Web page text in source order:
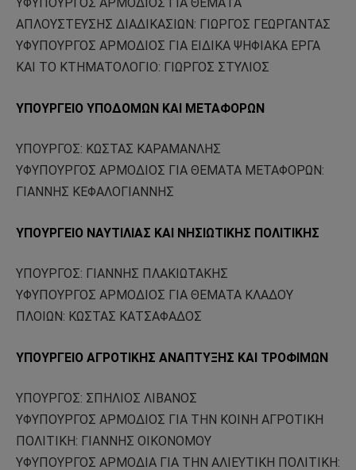
ΑΠΛΟΥΣΤΕΥΣΗΣ ΔΙΑΔΙΚΑΣΙΩΝ: ΓΙΩΡΓΟΣ ΓΕΩΡΓΑΝΤΑΣ
ΥΦΥΠΟΥΡΓΟΣ ΑΡΜΟΔΙΟΣ ΓΙΑ ΕΙΔΙΚΑ ΨΗΦΙΑΚΑ ΕΡΓΑ
ΚΑΙ ΤΟ ΚΤΗΜΑΤΟΛΟΓΙΟ: ΓΙΩΡΓΟΣ ΣΤΥΛΙΟΣ
ΥΠΟΥΡΓΕΙΟ ΥΠΟΔΟΜΩΝ ΚΑΙ ΜΕΤΑΦΟΡΩΝ
ΥΠΟΥΡΓΟΣ: ΚΩΣΤΑΣ ΚΑΡΑΜΑΝΛΗΣ
ΥΦΥΠΟΥΡΓΟΣ ΑΡΜΟΔΙΟΣ ΓΙΑ ΘΕΜΑΤΑ ΜΕΤΑΦΟΡΩΝ:
ΓΙΑΝΝΗΣ ΚΕΦΑΛΟΓΙΑΝΝΗΣ
ΥΠΟΥΡΓΕΙΟ ΝΑΥΤΙΛΙΑΣ ΚΑΙ ΝΗΣΙΩΤΙΚΗΣ ΠΟΛΙΤΙΚΗΣ
ΥΠΟΥΡΓΟΣ: ΓΙΑΝΝΗΣ ΠΛΑΚΙΩΤΑΚΗΣ
ΥΦΥΠΟΥΡΓΟΣ ΑΡΜΟΔΙΟΣ ΓΙΑ ΘΕΜΑΤΑ ΚΛΑΔΟΥ
ΠΛΟΙΩΝ: ΚΩΣΤΑΣ ΚΑΤΣΑΦΑΔΟΣ
ΥΠΟΥΡΓΕΙΟ ΑΓΡΟΤΙΚΗΣ ΑΝΑΠΤΥΞΗΣ ΚΑΙ ΤΡΟΦΙΜΩΝ
ΥΠΟΥΡΓΟΣ: ΣΠΗΛΙΟΣ ΛΙΒΑΝΟΣ
ΥΦΥΠΟΥΡΓΟΣ ΑΡΜΟΔΙΟΣ ΓΙΑ ΤΗΝ ΚΟΙΝΗ ΑΓΡΟΤΙΚΗ
ΠΟΛΙΤΙΚΗ: ΓΙΑΝΝΗΣ ΟΙΚΟΝΟΜΟΥ
ΥΦΥΠΟΥΡΓΟΣ ΑΡΜΟΔΙΑ ΓΙΑ ΤΗΝ ΑΛΙΕΥΤΙΚΗ ΠΟΛΙΤΙΚΗ: